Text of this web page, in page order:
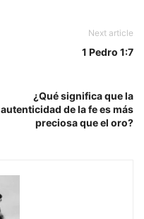
Next article
1 Pedro 1:7
¿Qué significa que la
autenticidad de la fe es más
preciosa que el oro?